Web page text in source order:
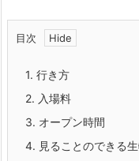
目次
1. 行き方
2. 入場料
3. オープン時間
4. 見ることのできる